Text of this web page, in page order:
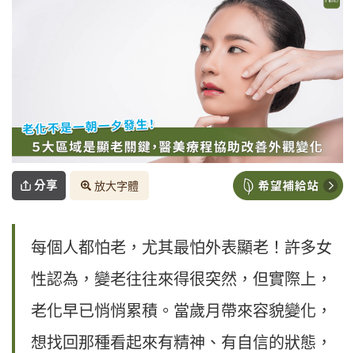
分享 放大字體
每個人都怕老，尤其最怕外表顯老！許多女
性認為，變老往往來得很突然，但實際上，
老化早已悄悄累積。當歲月帶來容貌變化，
想找回那種看起來有精神、有自信的狀態，